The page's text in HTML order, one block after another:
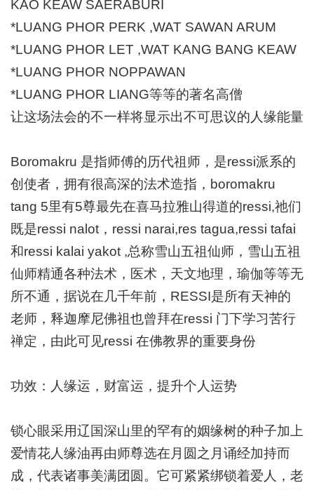
KAO KEAW SAERABURI
*LUANG PHOR PERK ,WAT SAWAN ARUM
*LUANG PHOR LET ,WAT KANG BANG KEAW
*LUANG PHOR NOPPAWAN
*LUANG PHOR LIANG等等的著名高僧
让这场法会的不一样将显示出不可思议的人缘能量
Boromakru 是指师傅的历代祖师，是ressi派系的
创使者，拥有很高深的法术造指，boromakru
tang 5里有5尊最先在喜马拉雅山得道的ressi,祂们
既是ressi nalot，ressi narai,res tagua,ressi tafai
和ressi kalai yakot ,总称雪山五祖仙师，雪山五祖
仙师精通各种法术，医术，天文地理，瑜伽等等无
所不通，据说在几千年前，RESSI是所有天神的
老师，释迦摩尼佛祖也曾拜在ressi 门下学习苦行
禅定，由此可见ressi 在佛教界的重要身份
功效：人缘运，财富运，提升个人运势
锁心眼采用辽国深山里的罕有的姻缘树的种子加上
爱情花人缘油再由师尊选在月圆之月诵经加持而
成，代表诸事美满团圆。它可紧紧绑锁着爱人， 老